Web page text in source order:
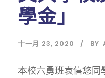
學金」
十一月 23, 2020 BY
本校六勇班袁僖悠